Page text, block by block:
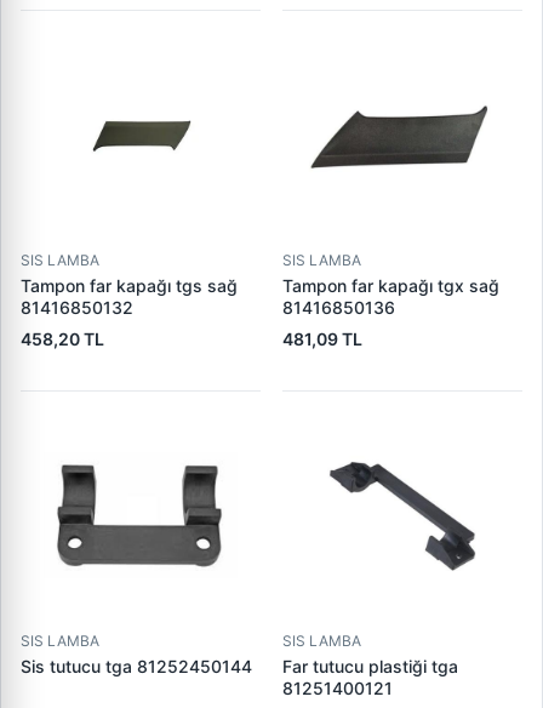
SIS LAMBA
Tampon far kapağı tgs sağ
81416850132
458,20 TL
SIS LAMBA
Tampon far kapağı tgx sağ
81416850136
481,09 TL
SIS LAMBA
Sis tutucu tga 81252450144
SIS LAMBA
Far tutucu plastiği tga
81251400121